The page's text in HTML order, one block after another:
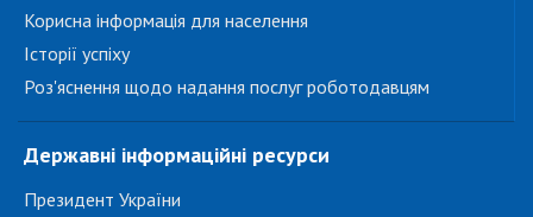
Корисна інформація для населення
Історії успіху
Роз'яснення щодо надання послуг роботодавцям
Державні інформаційні ресурси
Президент України